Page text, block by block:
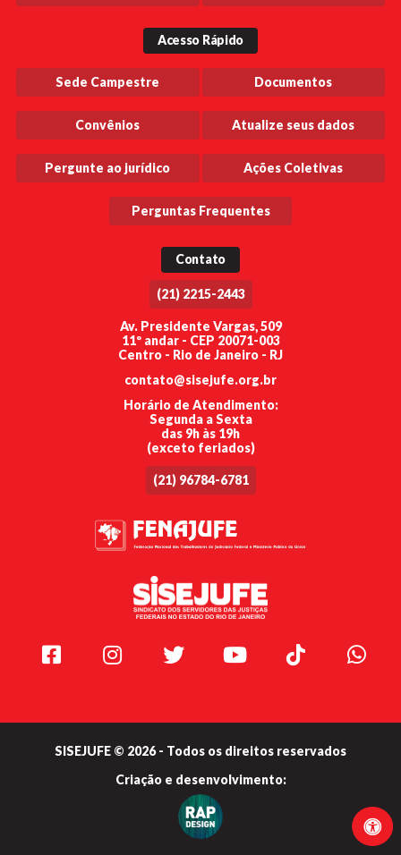
Acesso Rápido
Sede Campestre Documentos
Convênios Atualize seus dados
Pergunte ao jurídico Ações Coletivas
Perguntas Frequentes
Contato
(21) 2215-2443
Av. Presidente Vargas, 509
11º andar - CEP 20071-003
Centro - Rio de Janeiro - RJ
contato@sisejufe.org.br
Horário de Atendimento:
Segunda a Sexta
das 9h às 19h
(exceto feriados)
(21) 96784-6781
Facebook Instagram Twitter Youtube TikTok
SISEJUFE © 2026 - Todos os direitos reservados
Criação e desenvolvimento: